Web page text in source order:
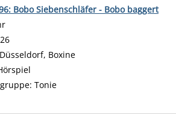
Bobo Siebenschläfer - Bobo baggert
diesem Verfasser
Düsseldorf, Boxine
Tonie